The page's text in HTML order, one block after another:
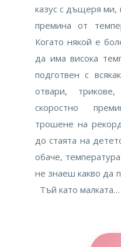
казус с дъщеря ми,
премина от
Когато някой е
да има висока
подготвен с
отвари,
скоростно
трошене на
до стаята на
обаче,
не знаеш какво да
Тъй като малката…